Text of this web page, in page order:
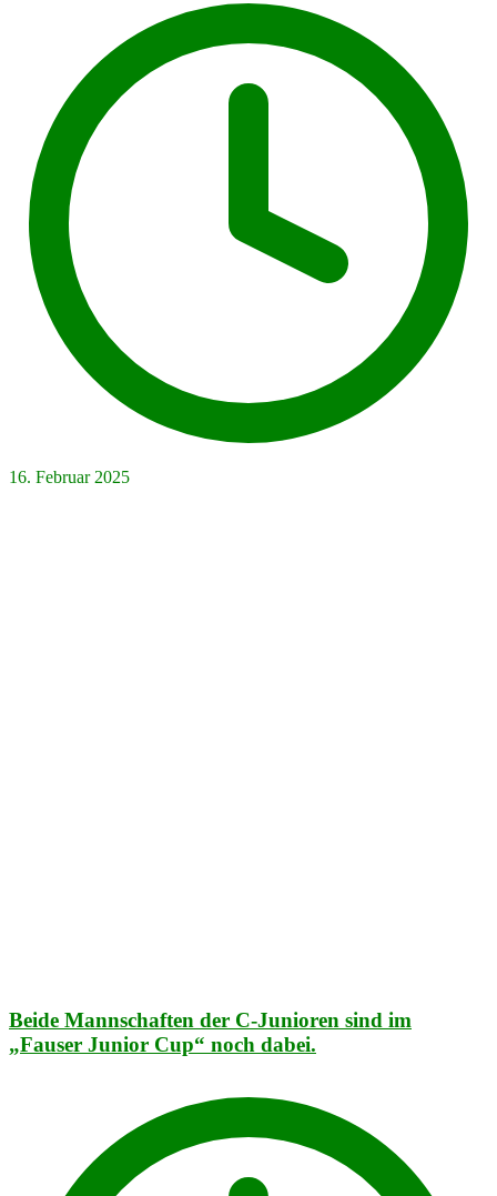
16. Februar 2025
Beide Mannschaften der C-Junioren sind im
„Fauser Junior Cup“ noch dabei.